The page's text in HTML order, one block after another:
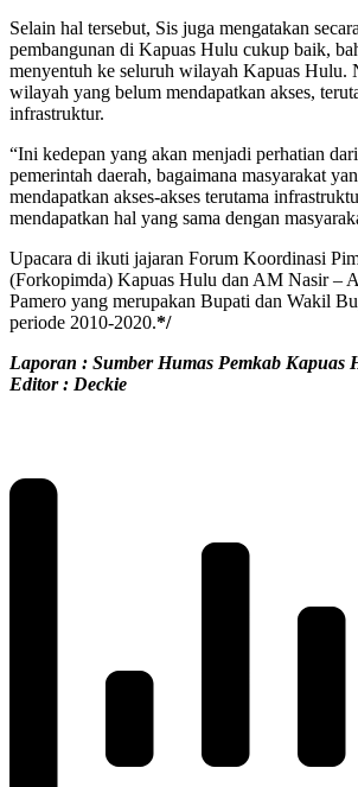
Selain hal tersebut, Sis juga mengatakan
pembangunan di Kapuas Hulu cukup baik,
menyentuh ke seluruh wilayah Kapuas Hulu.
wilayah yang belum mendapatkan akses,
infrastruktur.
“Ini kedepan yang akan menjadi perhatian
pemerintah daerah, bagaimana masyarakat
mendapatkan akses-akses terutama
mendapatkan hal yang sama dengan
Upacara di ikuti jajaran Forum Koordinasi
(Forkopimda) Kapuas Hulu dan AM Nasir –
Pamero yang merupakan Bupati dan Wakil
periode 2010-2020.*/
Laporan : Sumber Humas Pemkab Kapuas
Editor : Deckie